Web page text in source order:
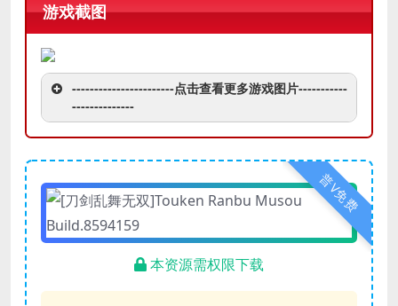
游戏截图
-----------------------点击查看更多游戏图片-----------
--------------
普V免费
本资源需权限下载